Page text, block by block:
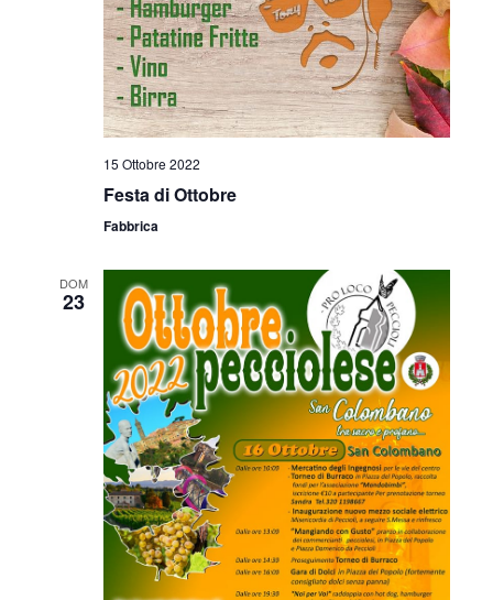
15 Ottobre 2022
Festa di Ottobre
Fabbrica
DOM
23